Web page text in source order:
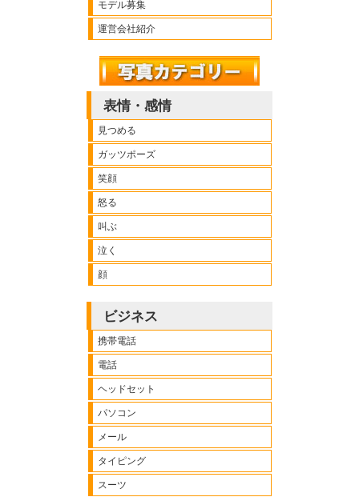
モデル募集
運営会社紹介
表情・感情
見つめる
ガッツポーズ
笑顔
怒る
叫ぶ
泣く
顔
ビジネス
携帯電話
電話
ヘッドセット
パソコン
メール
タイピング
スーツ